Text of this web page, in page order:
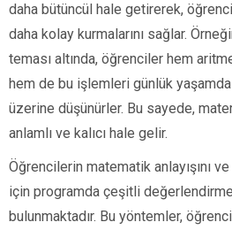
daha bütüncül hale getirerek,
daha kolay kurmalarını sağlar.
teması altında, öğrenciler hem
hem de bu işlemleri günlük yaşamda
üzerine düşünürler. Bu sayede,
anlamlı ve kalıcı hale gelir.
Öğrencilerin matematik anlayışını
için programda çeşitli
bulunmaktadır. Bu yöntemler,